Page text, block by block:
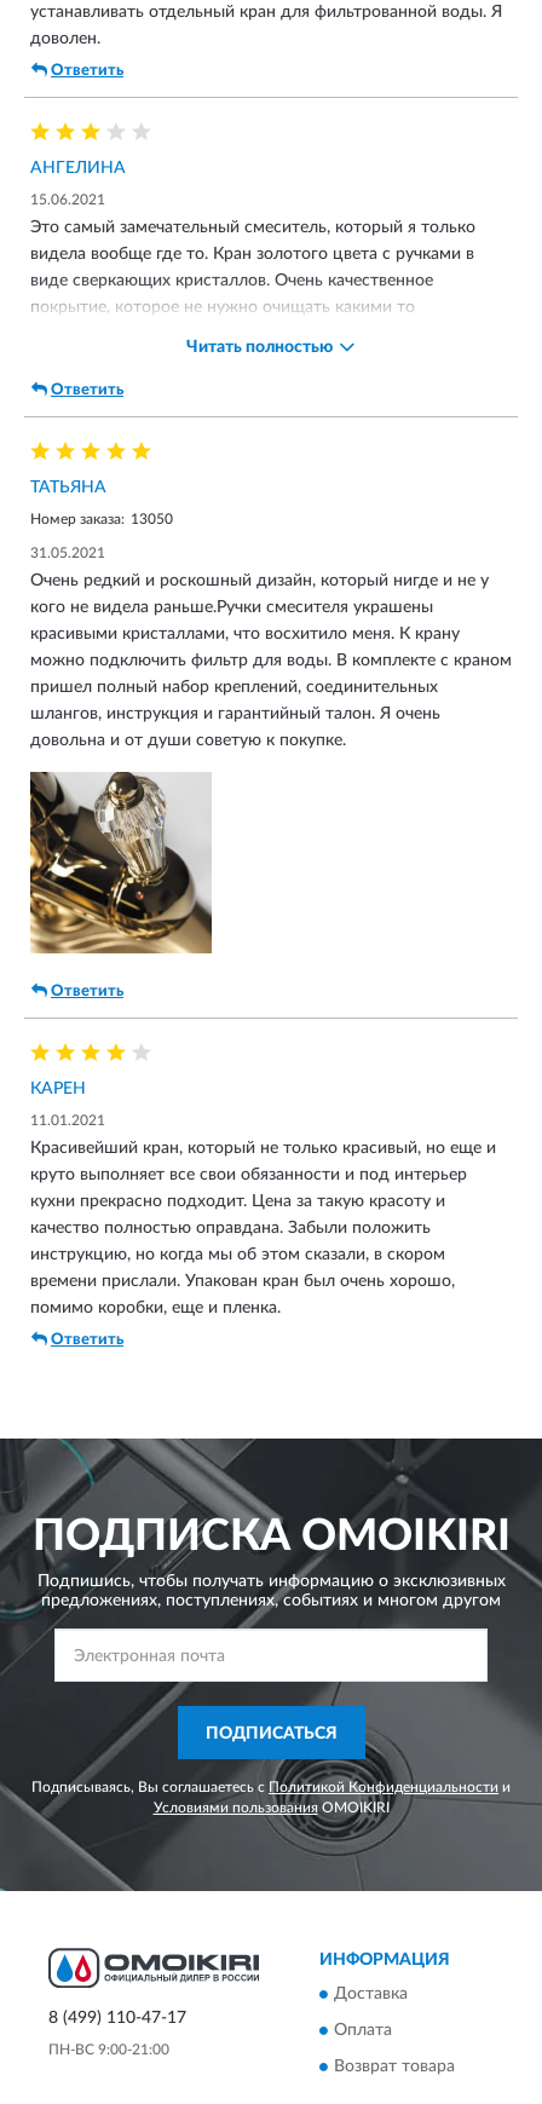
устанавливать отдельный кран для фильтрованной воды. Я
доволен.
Ответить
АНГЕЛИНА
15.06.2021
Это самый замечательный смеситель, который я только
видела вообще где то. Кран золотого цвета с ручками в
виде сверкающих кристаллов. Очень качественное
покрытие, которое не нужно очищать какими то
и упаковка пострадала в дороге, зато сам смеситель целый.
Жалко, что ждать пришлось, так хотелось поскорее
закончить ремонт.
Читать полностью
Ответить
ТАТЬЯНА
Номер заказа: 13050
31.05.2021
Очень редкий и роскошный дизайн, который нигде и не у
кого не видела раньше.Ручки смесителя украшены
красивыми кристаллами, что восхитило меня. К крану
можно подключить фильтр для воды. В комплекте с краном
пришел полный набор креплений, соединительных
шлангов, инструкция и гарантийный талон. Я очень
довольна и от души советую к покупке.
Ответить
КАРЕН
11.01.2021
Красивейший кран, который не только красивый, но еще и
круто выполняет все свои обязанности и под интерьер
кухни прекрасно подходит. Цена за такую красоту и
качество полностью оправдана. Забыли положить
инструкцию, но когда мы об этом сказали, в скором
времени прислали. Упакован кран был очень хорошо,
помимо коробки, еще и пленка.
Ответить
ПОДПИСКАOMOIKIRI
Подпишись, чтобы получать информацию о эксклюзивных
предложениях, поступлениях, событиях и многом другом
ПОДПИСАТЬСЯ
Подписываясь, Вы соглашаетесь с Политикой Конфиденциальности и
Условиями пользованияOMOIKIRI
8 (499) 110-47-17
ПН-ВС 9:00-21:00
ИНФОРМАЦИЯ
Доставка
Оплата
Возврат товара